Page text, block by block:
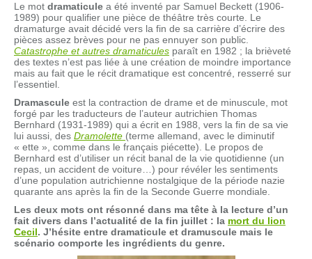
Le mot dramaticule a été inventé par Samuel Beckett (1906-
1989) pour qualifier une pièce de théâtre très courte. Le
dramaturge avait décidé vers la fin de sa carrière d’écrire des
pièces assez brèves pour ne pas ennuyer son public.
Catastrophe et autres dramaticules paraît en 1982 ; la brièveté
des textes n’est pas liée à une création de moindre importance
mais au fait que le récit dramatique est concentré, resserré sur
l’essentiel.
Dramascule est la contraction de drame et de minuscule, mot
forgé par les traducteurs de l’auteur autrichien Thomas
Bernhard (1931-1989) qui a écrit en 1988, vers la fin de sa vie
lui aussi, des Dramolette (terme allemand, avec le diminutif
« ette », comme dans le français piécette). Le propos de
Bernhard est d’utiliser un récit banal de la vie quotidienne (un
repas, un accident de voiture…) pour révéler les sentiments
d’une population autrichienne nostalgique de la période nazie
quarante ans après la fin de la Seconde Guerre mondiale.
Les deux mots ont résonné dans ma tête à la lecture d’un
fait divers dans l’actualité de la fin juillet : la mort du lion
Cecil. J’hésite entre dramaticule et dramuscule mais le
scénario comporte les ingrédients du genre.